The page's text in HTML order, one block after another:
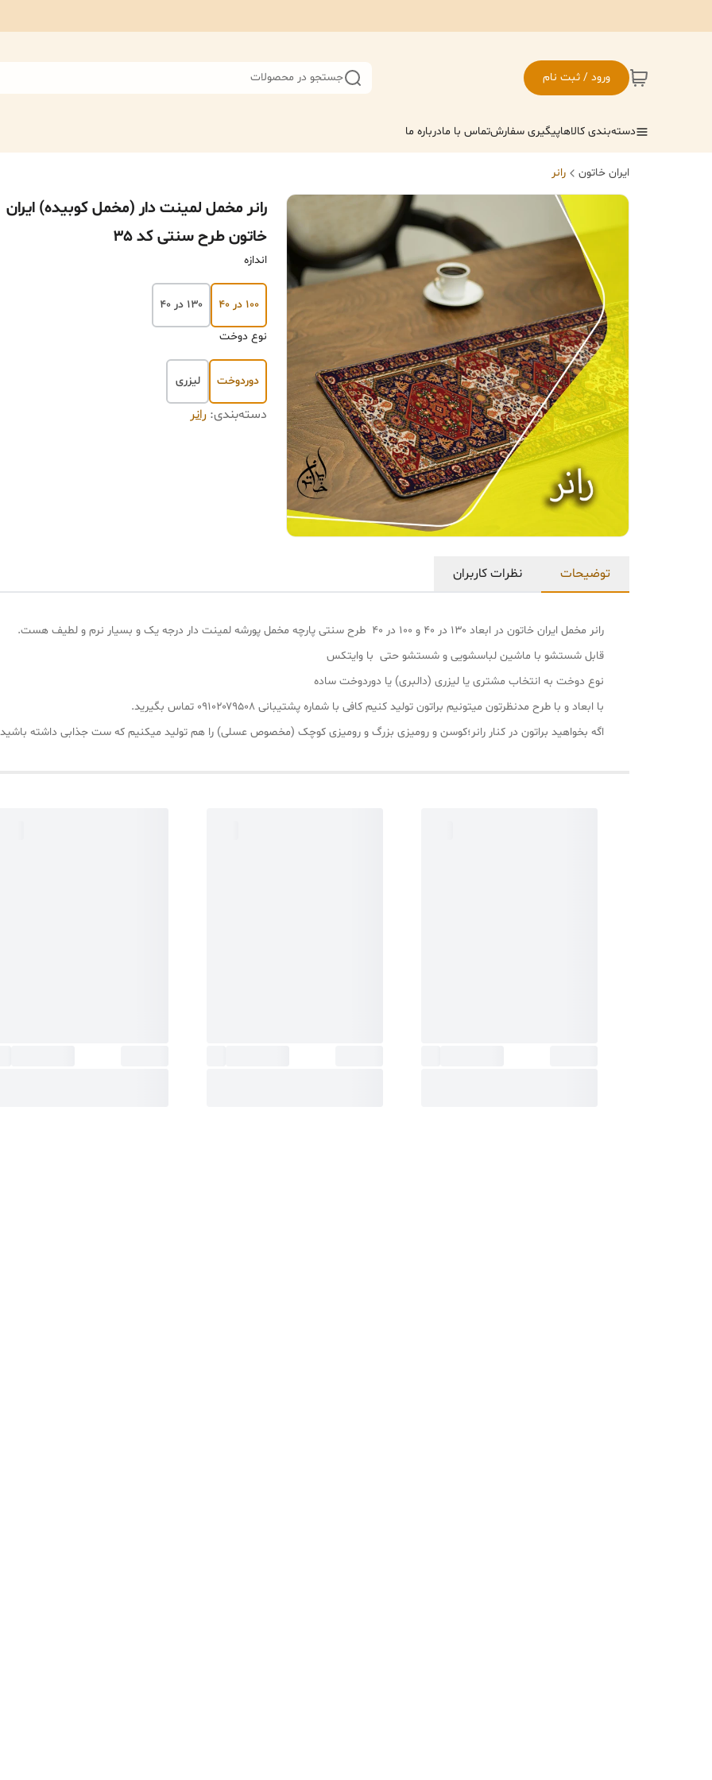
ورود / ثبت نام جستجو در محصولات
دسته‌بندی کالاهاپیگیری سفارشتماس با مادرباره ما
ایران خاتون رانر
رانر مخمل لمینت دار (مخمل کوبیده) ایران
خاتون طرح سنتی کد ۳۵
اندازه
۱۰۰ در ۴۰ ۱۳۰ در ۴۰
نوع دوخت
دوردوخت لیزری
دسته‌بندی: رانر
توضیحات نظرات کاربران
رانر مخمل ایران خاتون در ابعاد ۱۳۰ در ۴۰ و ۱۰۰ در ۴۰ طرح سنتی پارچه مخمل پورشه لمینت دار درجه یک و بسیار نرم و لطیف هست.
قابل شستشو با ماشین لباسشویی و شستشو حتی با وایتکس
نوع دوخت به انتخاب مشتری یا لیزری (دالبری) یا دوردوخت ساده
با ابعاد و با طرح مدنظرتون میتونیم براتون تولید کنیم کافی با شماره پشتیبانی ۰۹۱۰۲۰۷۹۵۰۸ تماس بگیرید.
اگه بخواهید براتون در کنار رانر؛کوسن و رومیزی بزرگ و رومیزی کوچک (مخصوص عسلی) را هم تولید میکنیم که ست جذابی داشته